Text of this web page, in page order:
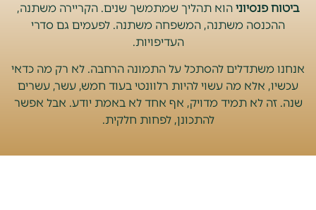
ביטוח פנסיוני הוא תהליך שמתמשך שנים. הקריירה משתנה,
ההכנסה משתנה, המשפחה משתנה. לפעמים גם סדרי
העדיפויות.
אנחנו משתדלים להסתכל על התמונה הרחבה. לא רק מה כדאי
עכשיו, אלא מה עשוי להיות רלוונטי בעוד חמש, עשר, עשרים
שנה. זה לא תמיד מדויק, אף אחד לא באמת יודע. אבל אפשר
להתכונן, לפחות חלקית.